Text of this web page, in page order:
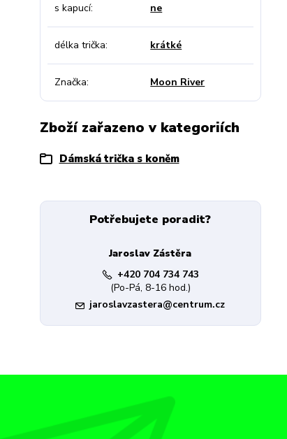
s kapucí ne
délka trička krátké
Značka Moon River
Zboží zařazeno v kategoriích
Dámská trička s koněm
Potřebujete poradit?
Jaroslav Zástěra
+420 704 734 743
(Po-Pá, 8-16 hod.)
jaroslavzastera@centrum.cz